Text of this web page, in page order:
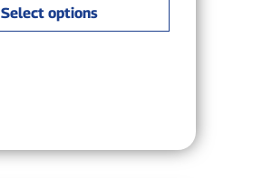
Select options